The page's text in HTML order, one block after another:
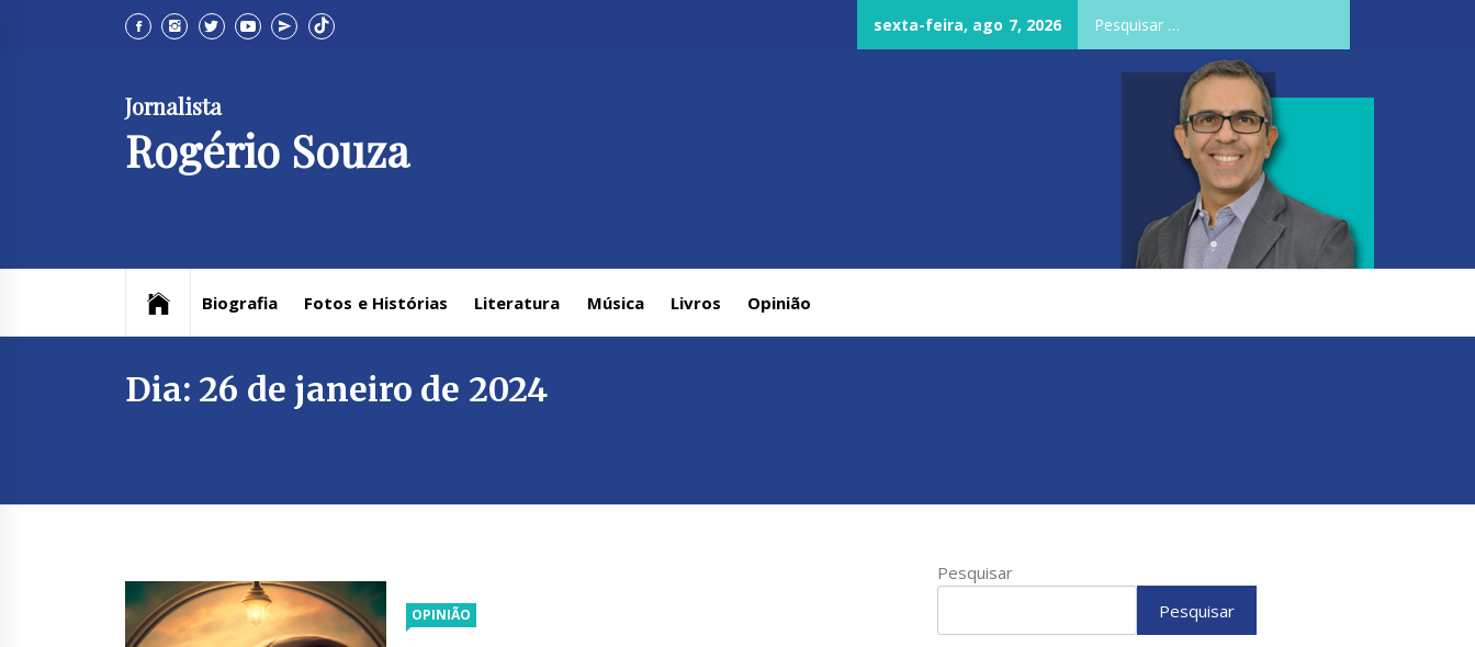
sexta-feira, ago 7, 2026
Jornalista
Rogério Souza
Biografia Fotos e Histórias Literatura Música Livros Opinião
Dia: 26 de janeiro de 2024
OPINIÃO
Pesquisar
Pesquisar